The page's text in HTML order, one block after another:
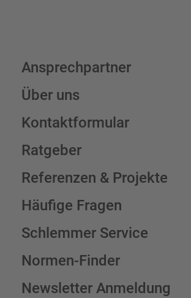
Ansprechpartner
Über uns
Kontaktformular
Ratgeber
Referenzen & Projekte
Häufige Fragen
Schlemmer Service
Normen-Finder
Newsletter Anmeldung